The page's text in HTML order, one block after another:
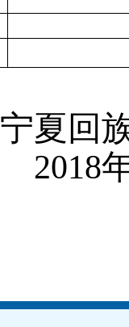
宁夏回
2018